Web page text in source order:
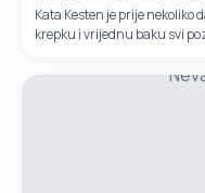
Kata Kesten je prije
krepku i vrijednu baku svi
obližnjeg bunara donosila